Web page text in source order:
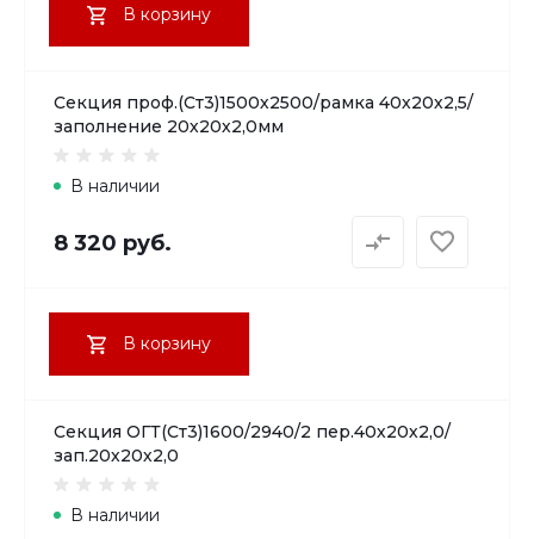
В корзину
Секция проф.(Ст3)1500х2500/рамка 40х20х2,5/
заполнение 20х20х2,0мм
В наличии
8 320 руб.
В корзину
Секция ОГТ(Ст3)1600/2940/2 пер.40х20х2,0/
зап.20х20х2,0
В наличии